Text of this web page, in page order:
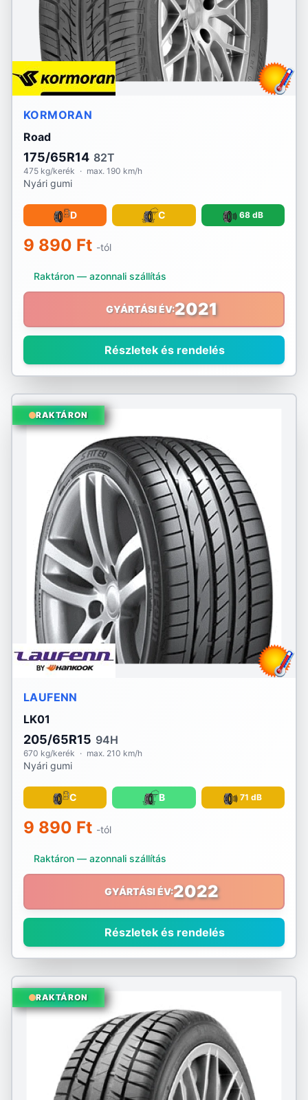
RoadX
Rotalla
Royal Black
Sailun
Sebring
Security
Semperit
Sumitomo
Tourador
Toyo
Tracmax
Triangle
Tristar
Uniroyal
Viking
Voyager
Vredestein
Yokohama
KORMORAN
Road
175/65R14 82T
475 kg/kerék · max. 190 km/h
Nyári gumi
D C 68 dB
9 890 Ft -tól
Raktáron — azonnali szállítás
GYÁRTÁSI ÉV:2021
Részletek és rendelés
RAKTÁRON
LAUFENN
LK01
205/65R15 94H
670 kg/kerék · max. 210 km/h
Nyári gumi
C B 71 dB
9 890 Ft -tól
Raktáron — azonnali szállítás
GYÁRTÁSI ÉV:2022
Részletek és rendelés
RAKTÁRON